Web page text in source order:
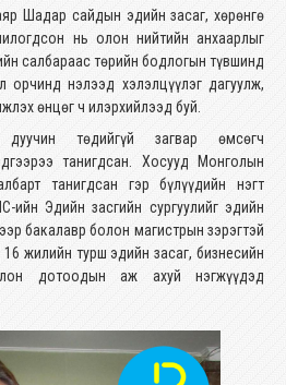
Шадар сайдын эдийн засаг, хөрөнгө
нь олон нийтийн анхаарлыг
салбараас төрийн бодлогын түвшинд
нэлээд хэлэлцүүлэг дагуулж,
өнцөг ч илэрхийлээд буй.
төдийгүй загвар өмсөгч
танигдсан. Хосууд Монголын
танигдсан гэр бүлүүдийн нэгт
Эдийн засгийн сургуулийг эдийн
бакалавр болон магистрын зэрэгтэй
жилийн турш эдийн засаг, бизнесийн
дотоодын аж ахуй нэгжүүдэд